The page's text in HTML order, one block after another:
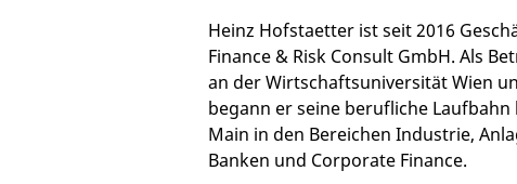
Heinz Hofstaetter ist seit 2016
Finance & Risk Consult GmbH. Als
an der Wirtschaftsuniversität Wien
begann er seine berufliche
Main in den Bereichen Industrie,
Banken und Corporate Finance.